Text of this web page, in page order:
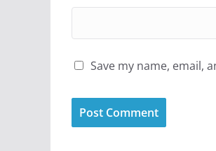
Save my name, email,